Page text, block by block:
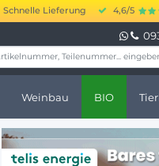
Schnelle Lieferung 4,6/5
20.000 bis 250.000 €
Weinbau BIO